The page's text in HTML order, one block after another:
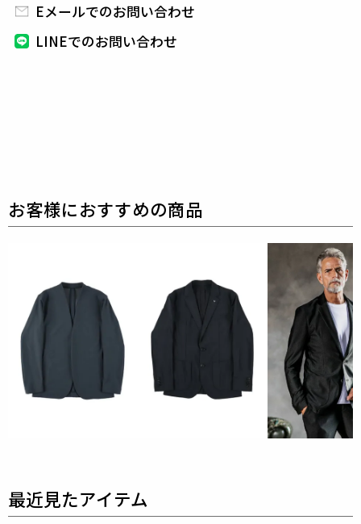
しなやかな伸縮性と軽量性を兼ね備えた、2WAYトリ
コットメッシュ素材。
吸水速乾・UVカット・キックバックの良いストレッ
Eメールでのお問い合わせ
LINEでのお問い合わせ